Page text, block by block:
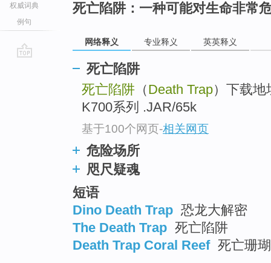
权威词典
例句
死亡陷阱：一种可能对生命非常
网络释义 专业释义 英英释义
死亡陷阱
死亡陷阱 （Death Trap）下载
K700系列 .JAR/65k
基于100个网页-相关网页
危险场所
咫尺疑魂
短语
Dino Death Trap 恐龙大解密
The Death Trap 死亡陷阱
Death Trap Coral Reef 死亡珊